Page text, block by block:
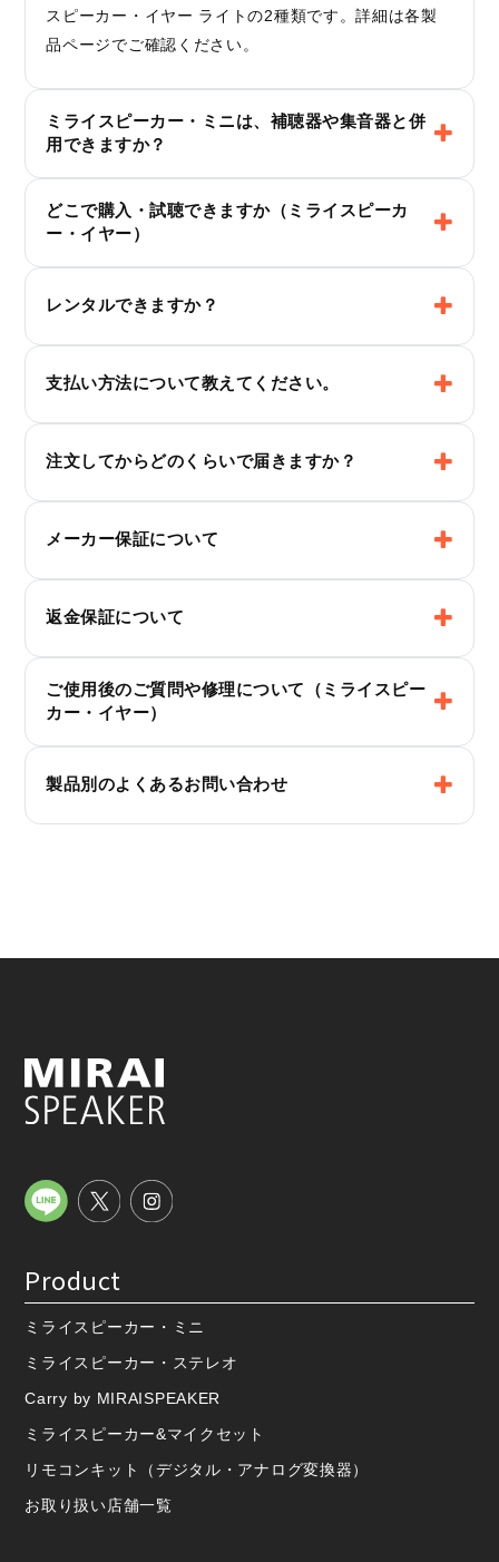
スピーカー・イヤー ライトの2種類です。詳細は各製
品ページでご確認ください。
ミライスピーカー・ミニは、補聴器や集音器と併
用できますか？
どこで購入・試聴できますか（ミライスピーカ
ー・イヤー）
レンタルできますか？
支払い方法について教えてください。
注文してからどのくらいで届きますか？
メーカー保証について
返金保証について
ご使用後のご質問や修理について（ミライスピー
カー・イヤー）
製品別のよくあるお問い合わせ
Product
ミライスピーカー・ミニ
ミライスピーカー・ステレオ
Carry by MIRAISPEAKER
ミライスピーカー&マイクセット
リモコンキット（デジタル・アナログ変換器）
お取り扱い店舗一覧